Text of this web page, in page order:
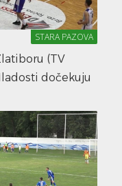
STARA PAZOVA
(TV
dočekuju